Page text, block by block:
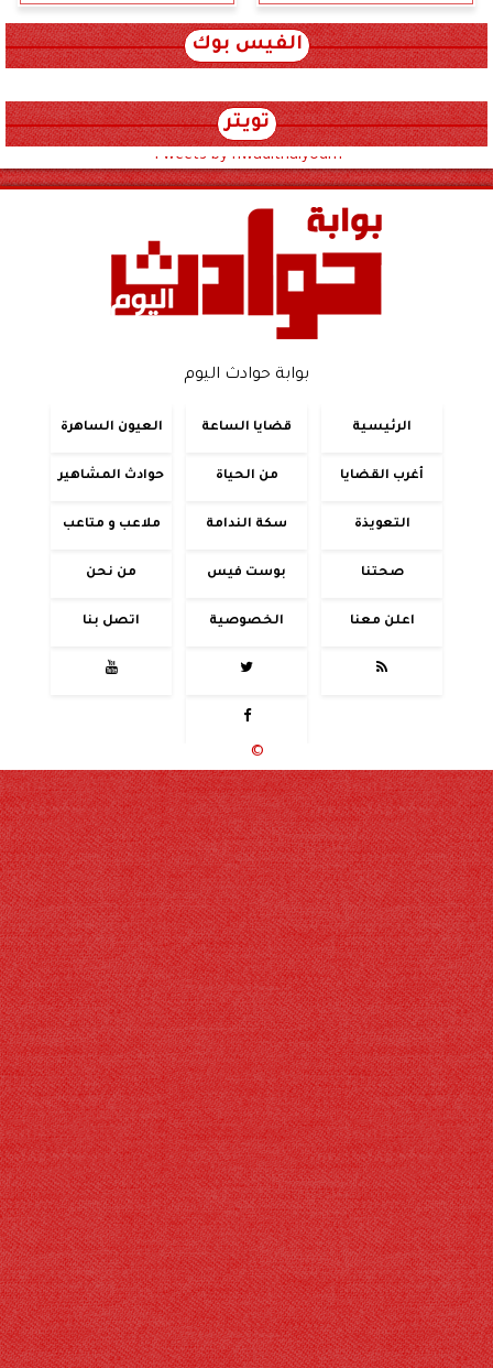
الفيس بوك
تويتر
Tweets by hwadithalyoum
بوابة حوادث اليوم
الرئيسية قضايا الساعة العيون الساهرة
أغرب القضايا من الحياة حوادث المشاهير
التعويذة سكة الندامة ملاعب و متاعب
صحتنا بوست فيس من نحن
اعلن معنا الخصوصية اتصل بنا




©